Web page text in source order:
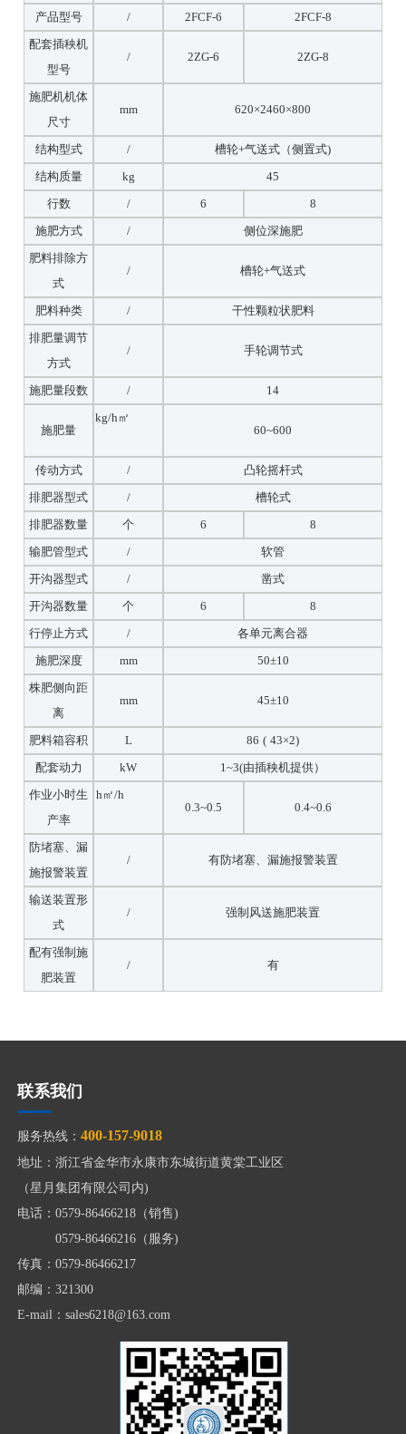
产品型号
/ 2FCF-6
2FCF-8
配套插秧机
型号
/ 2ZG-6 2ZG-8
施肥机机体
尺寸
mm 620×2460×800
结构型式 /
槽轮+气送式（侧置式)
结构质量
kg
45
行数
/ 6
8
施肥方式
/
侧位深施肥
肥料排除方
式
/ 槽轮+气送式
肥料种类 /
干性颗粒状肥料
排肥量调节
方式
/ 手轮调节式
施肥量段数 / 14
施肥量
kg/h㎡
60~600
传动方式 /
凸轮摇杆式
排肥器型式
/
槽轮式
排肥器数量
个 6
8
输肥管型式
/
软管
开沟器型式
/
凿式
开沟器数量
个 6
8
行停止方式
/
各单元离合器
施肥深度
mm
50±10
株肥侧向距
离
mm 45±10
肥料箱容积 L
86 ( 43×2)
配套动力
kW
1~3(由插秧机提供）
作业小时生
产率
h㎡/h
0.3~0.5
0.4~0.6
防堵塞、漏
施报警装置
/ 有防堵塞、漏施报警装置
输送装置形
式
/ 强制风送施肥装置
配有强制施
肥装置
/ 有
联系我们
服务热线：400-157-9018
地址：浙江省金华市永康市东城街道黄棠工业区
（星月集团有限公司内)
电话：0579-86466218（销售)
0579-86466216（服务)
传真：0579-86466217
邮编：321300
E-mail：sales6218@163.com